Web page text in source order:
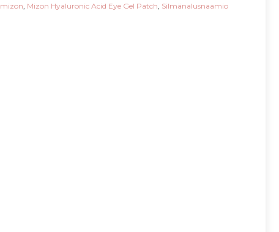
mizon Mizon Hyaluronic Acid Eye Gel Patch Silmänalusnaamio